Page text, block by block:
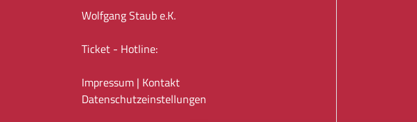
Wolfgang Staub e.K.
Ticket - Hotline:
Impressum | Kontakt
Datenschutz­einstellungen